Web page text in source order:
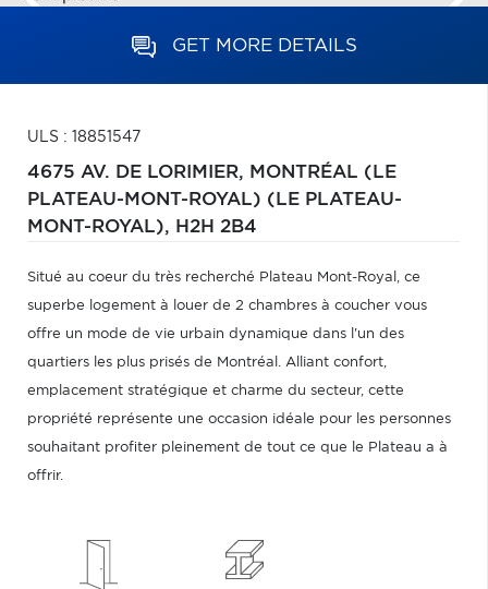
GET MORE DETAILS
ULS : 18851547
4675 AV. DE LORIMIER, MONTRÉAL (LE
PLATEAU-MONT-ROYAL) (LE PLATEAU-
MONT-ROYAL), H2H 2B4
Situé au coeur du très recherché Plateau Mont-Royal, ce
superbe logement à louer de 2 chambres à coucher vous
offre un mode de vie urbain dynamique dans l'un des
quartiers les plus prisés de Montréal. Alliant confort,
emplacement stratégique et charme du secteur, cette
propriété représente une occasion idéale pour les personnes
souhaitant profiter pleinement de tout ce que le Plateau a à
offrir.